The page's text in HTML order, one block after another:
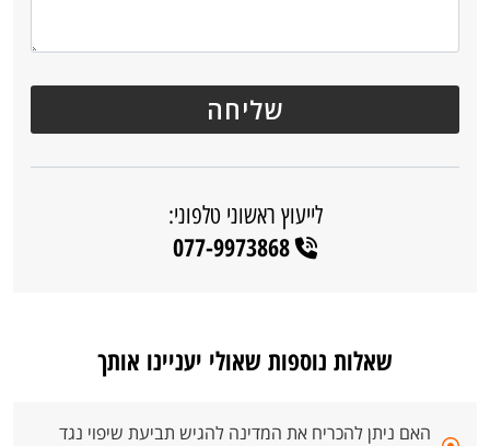
לייעוץ ראשוני טלפוני:
077-9973868
שאלות נוספות שאולי יעניינו אותך
האם ניתן להכריח את המדינה להגיש תביעת שיפוי נגד